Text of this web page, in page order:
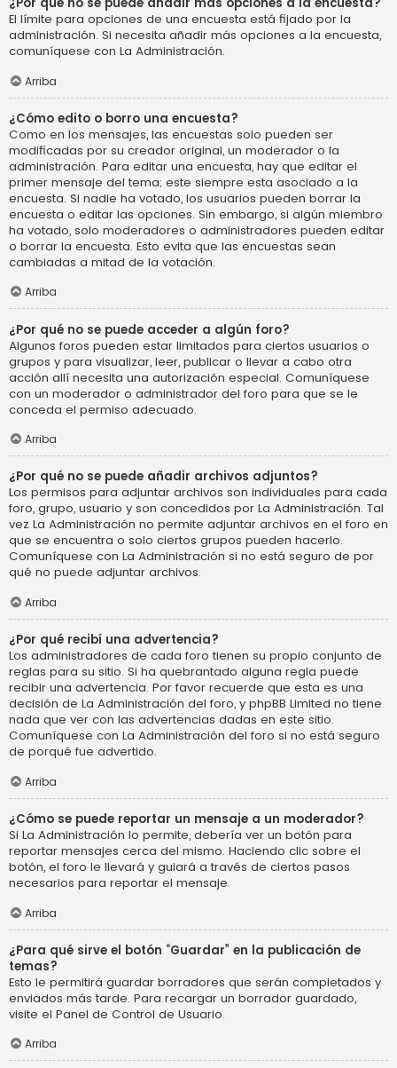
El límite para opciones de una encuesta está fijado por la
administración. Si necesita añadir más opciones a la encuesta,
comuníquese con La Administración.
Arriba
¿Cómo edito o borro una encuesta?
Como en los mensajes, las encuestas solo pueden ser
modificadas por su creador original, un moderador o la
administración. Para editar una encuesta, hay que editar el
primer mensaje del tema; este siempre esta asociado a la
encuesta. Si nadie ha votado, los usuarios pueden borrar la
encuesta o editar las opciones. Sin embargo, si algún miembro
ha votado, solo moderadores o administradores pueden editar
o borrar la encuesta. Esto evita que las encuestas sean
cambiadas a mitad de la votación.
Arriba
¿Por qué no se puede acceder a algún foro?
Algunos foros pueden estar limitados para ciertos usuarios o
grupos y para visualizar, leer, publicar o llevar a cabo otra
acción allí necesita una autorización especial. Comuníquese
con un moderador o administrador del foro para que se le
conceda el permiso adecuado.
Arriba
¿Por qué no se puede añadir archivos adjuntos?
Los permisos para adjuntar archivos son individuales para cada
foro, grupo, usuario y son concedidos por La Administración. Tal
vez La Administración no permite adjuntar archivos en el foro en
que se encuentra o solo ciertos grupos pueden hacerlo.
Comuníquese con La Administración si no está seguro de por
qué no puede adjuntar archivos.
Arriba
¿Por qué recibí una advertencia?
Los administradores de cada foro tienen su propio conjunto de
reglas para su sitio. Si ha quebrantado alguna regla puede
recibir una advertencia. Por favor recuerde que esta es una
decisión de La Administración del foro, y phpBB Limited no tiene
nada que ver con las advertencias dadas en este sitio.
Comuníquese con La Administración del foro si no está seguro
de porqué fue advertido.
Arriba
¿Cómo se puede reportar un mensaje a un moderador?
Si La Administración lo permite, debería ver un botón para
reportar mensajes cerca del mismo. Haciendo clic sobre el
botón, el foro le llevará y guiará a través de ciertos pasos
necesarios para reportar el mensaje.
Arriba
¿Para qué sirve el botón “Guardar” en la publicación de
temas?
Esto le permitirá guardar borradores que serán completados y
enviados más tarde. Para recargar un borrador guardado,
visite el Panel de Control de Usuario.
Arriba